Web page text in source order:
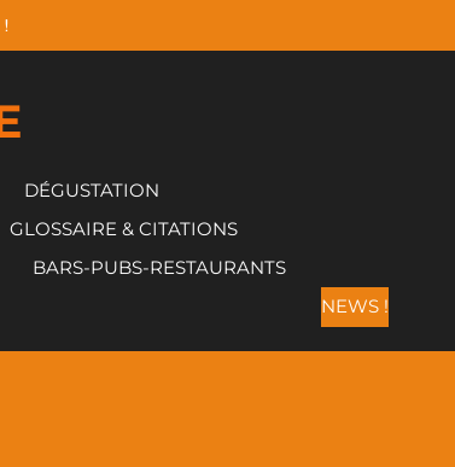
DÉGUSTATION
GLOSSAIRE & CITATIONS
BARS-PUBS-RESTAURANTS
NEWS !